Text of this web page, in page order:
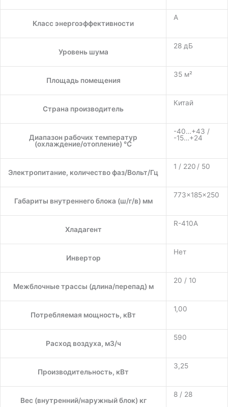
Класс энергоэффективности
A
Уровень шума
28 дБ
Площадь помещения
35 м²
Страна производитель
Китай
Диапазон рабочих температур
(охлаждение/отопление) °C
-40…+43 /
-15…+24
Электропитание, количество фаз/Вольт/Гц
1 / 220 / 50
Габариты внутреннего блока (ш/г/в) мм
773×185×250
Хладагент
R-410A
Инвертор
Нет
Межблочные трассы (длина/перепад) м
20 / 10
Потребляемая мощность, кВт
1,00
Расход воздуха, м3/ч
590
Производительность, кВт
3,25
Вес (внутренний/наружный блок) кг
8 / 28